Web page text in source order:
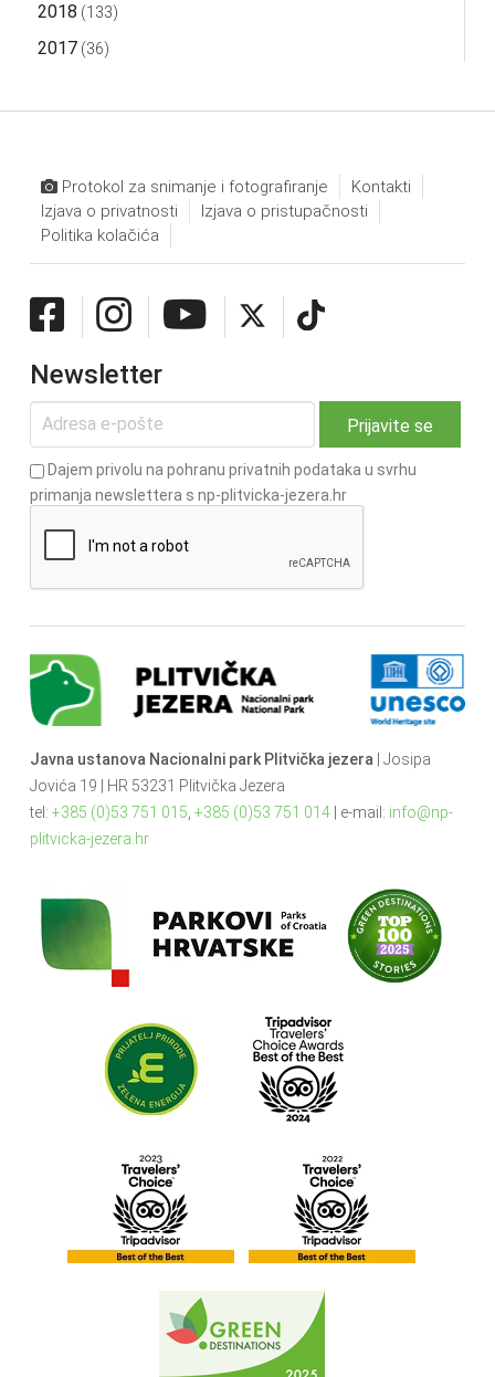
2018 (133)
2017(36)
Protokol za snimanje i fotografiranje
Kontakti
Izjava o privatnosti
Izjava o pristupačnosti
Politika kolačića
Newsletter
Dajem privolu na pohranu privatnih podataka u svrhu
primanja newslettera s np-plitvicka-jezera.hr
Javna ustanova Nacionalni park Plitvička jezera| Josipa
Jovića 19 | HR 53231 Plitvička Jezera
tel: +385 (0)53 751 015, +385 (0)53 751 014| e-mail: info@np-
plitvicka-jezera.hr